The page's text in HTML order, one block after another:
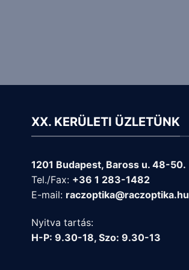
XX. KERÜLETI ÜZLETÜNK
1201 Budapest, Baross u. 48-50.
Tel./Fax: +36 1 283-1482
E-mail: raczoptika@raczoptika.hu
Nyitva tartás:
H-P: 9.30-18, Szo: 9.30-13